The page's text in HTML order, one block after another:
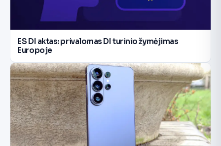
ES DI aktas: privalomas DI turinio žymėjimas
Europoje